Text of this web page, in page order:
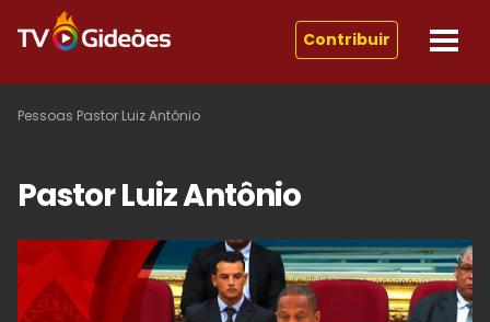
Contribuir
Pessoas Pastor Luiz Antônio
Pastor Luiz Antônio